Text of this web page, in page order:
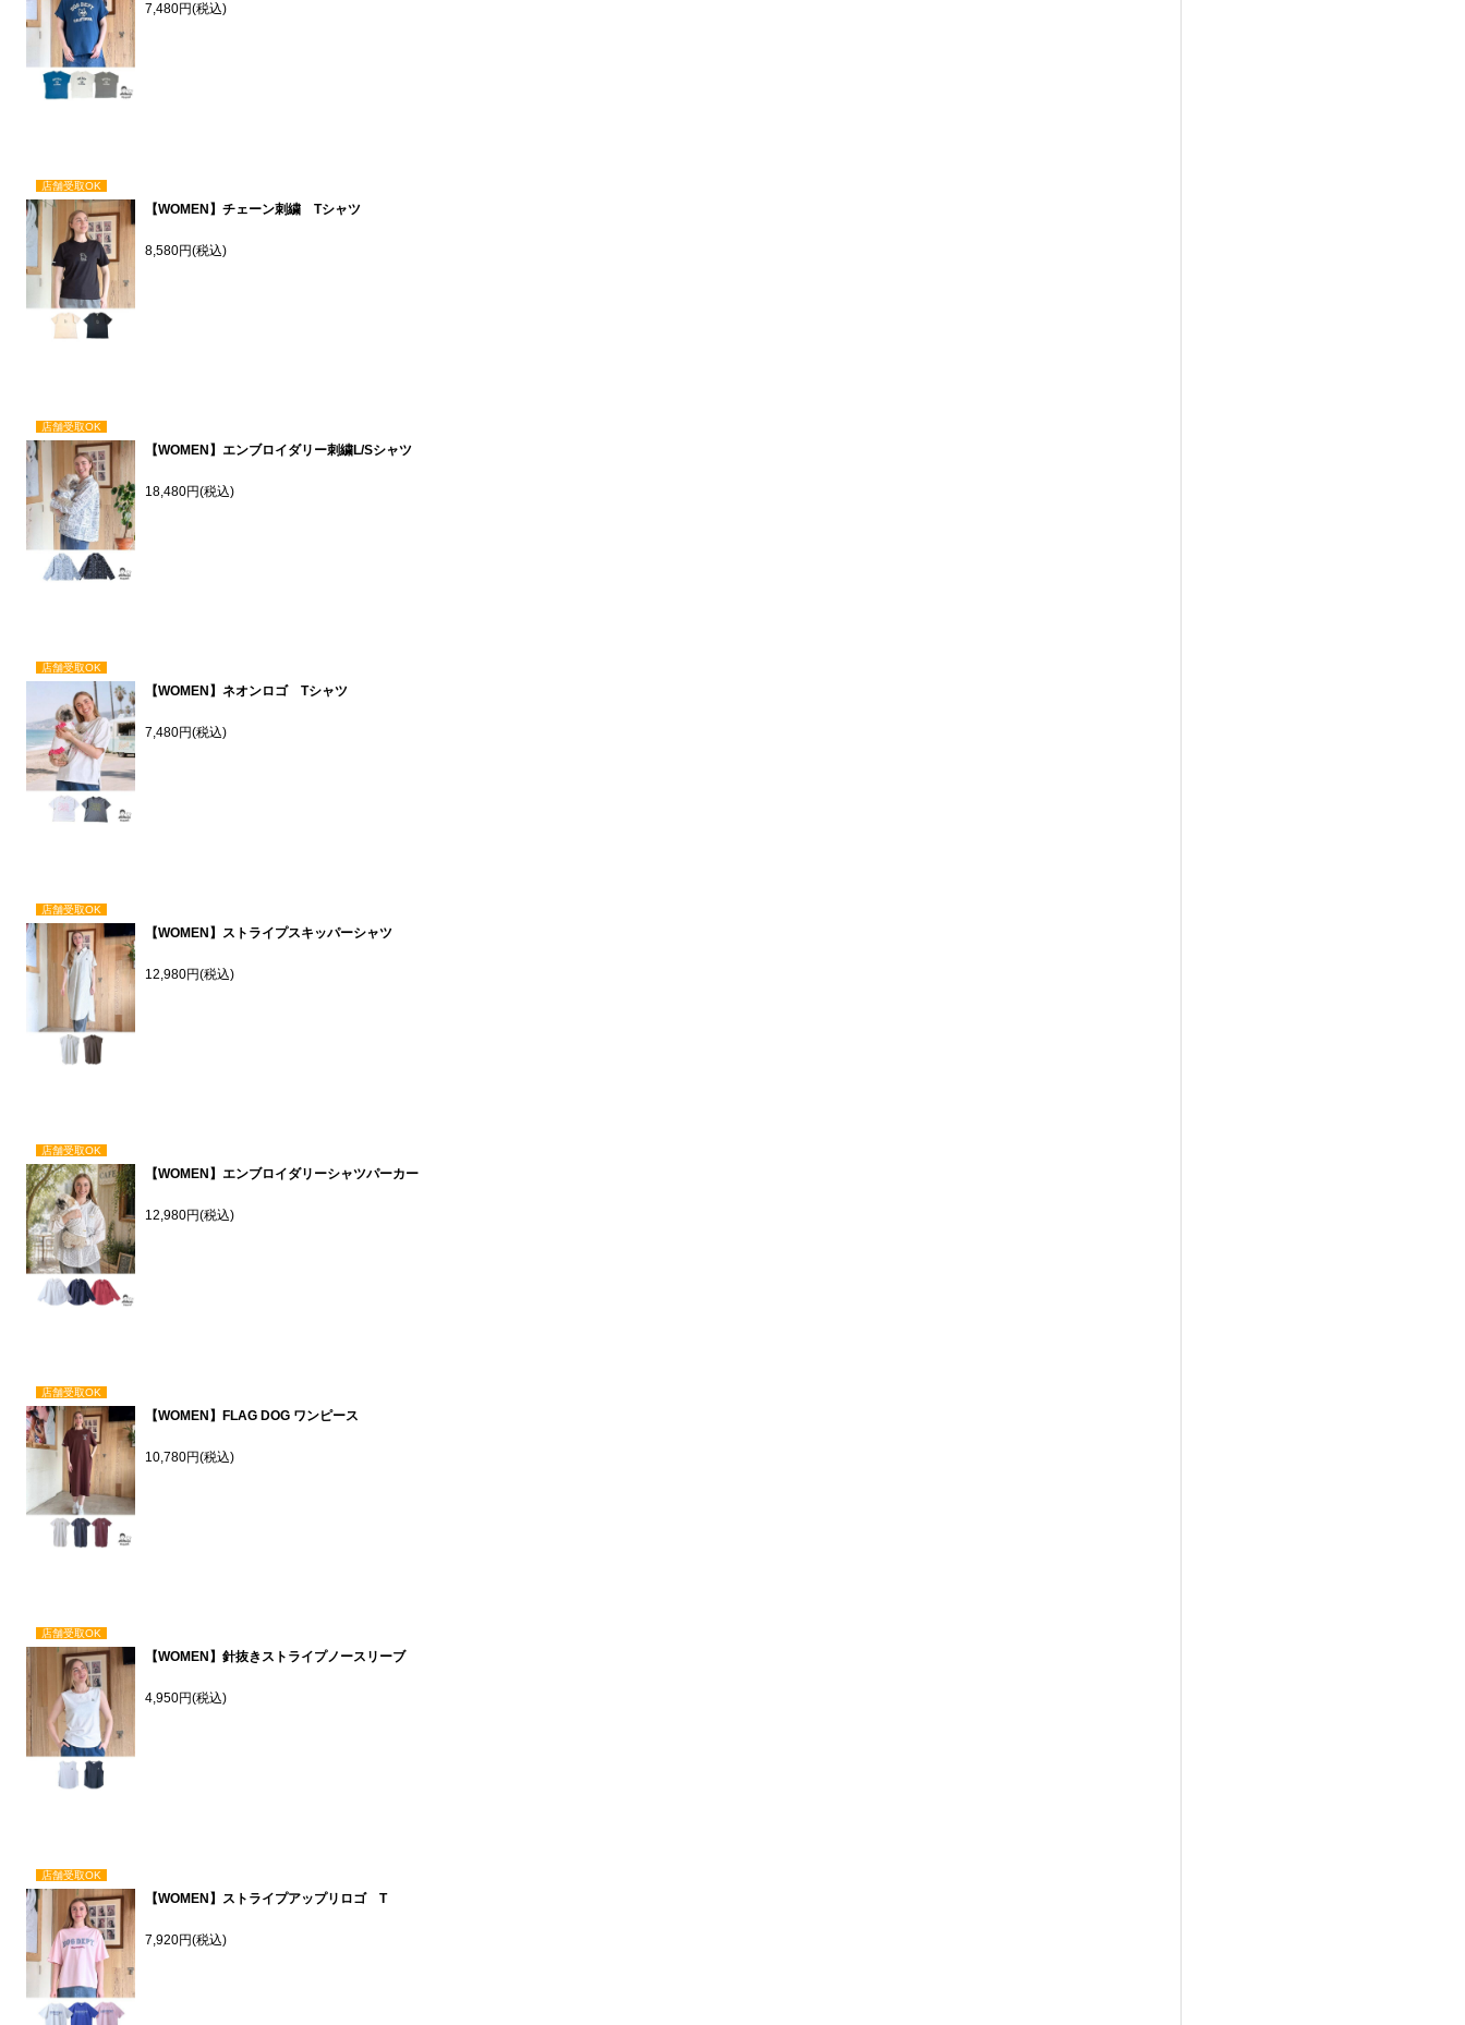
7,480円(税込)
店舗受取OK
【WOMEN】チェーン刺繍 Tシャツ
8,580円(税込)
店舗受取OK
【WOMEN】エンブロイダリー刺繍L/Sシャツ
18,480円(税込)
店舗受取OK
【WOMEN】ネオンロゴ Tシャツ
7,480円(税込)
店舗受取OK
【WOMEN】ストライプスキッパーシャツ
12,980円(税込)
店舗受取OK
【WOMEN】エンブロイダリーシャツパーカー
12,980円(税込)
店舗受取OK
【WOMEN】FLAG DOG ワンピース
10,780円(税込)
店舗受取OK
【WOMEN】針抜きストライプノースリーブ
4,950円(税込)
店舗受取OK
【WOMEN】ストライプアップリロゴ T
7,920円(税込)